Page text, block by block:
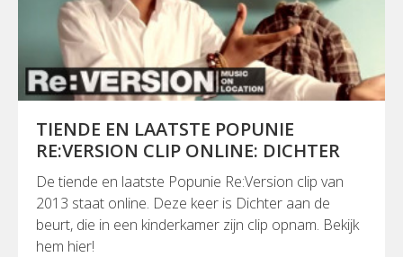
TIENDE EN LAATSTE POPUNIE
RE:VERSION CLIP ONLINE: DICHTER
De tiende en laatste Popunie Re:Version clip van
2013 staat online. Deze keer is Dichter aan de
beurt, die in een kinderkamer zijn clip opnam. Bekijk
hem hier!